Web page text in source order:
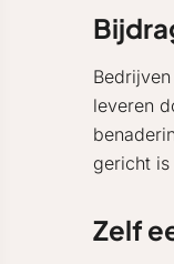
leveren
gericht is
Zelf